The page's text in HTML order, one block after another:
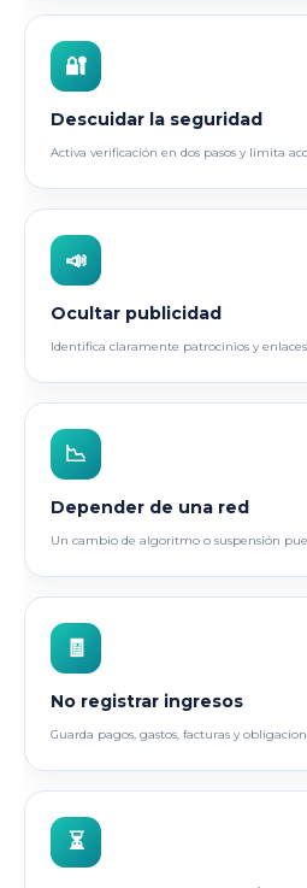
🔐
Descuidar la seguridad
Activa verificación en dos pasos y limita
📣
Ocultar publicidad
Identifica claramente patrocinios y
📉
Depender de una red
Un cambio de algoritmo o suspensión
🧾
No registrar ingresos
Guarda pagos, gastos, facturas y
⏳